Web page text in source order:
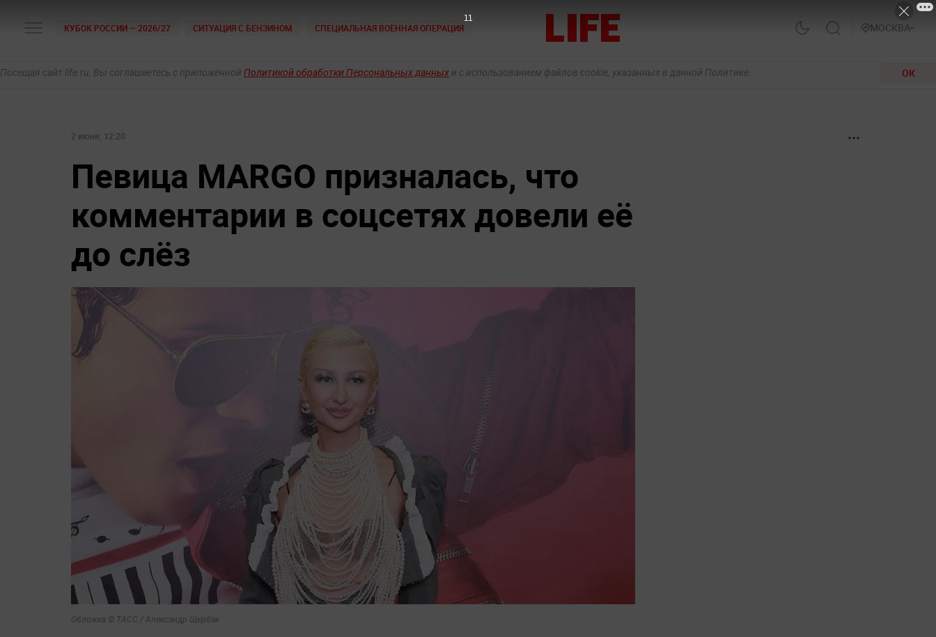
КУБОК РОССИИ — 2026/27 СИТУАЦИЯ С БЕНЗИНОМ СПЕЦИАЛЬНАЯ ВОЕННАЯ ОПЕРАЦИЯ МОСКВА
Посещая сайт life.ru, Вы соглашаетесь с приложенной Политикой обработки Персональных данных и с использованием файлов cookie, указанных в данной Политике. ОК
2 июня, 12:20
Певица MARGO призналась, что
комментарии в соцсетях довели её
до слёз
Обложка © ТАСС / Александр Щербак
10